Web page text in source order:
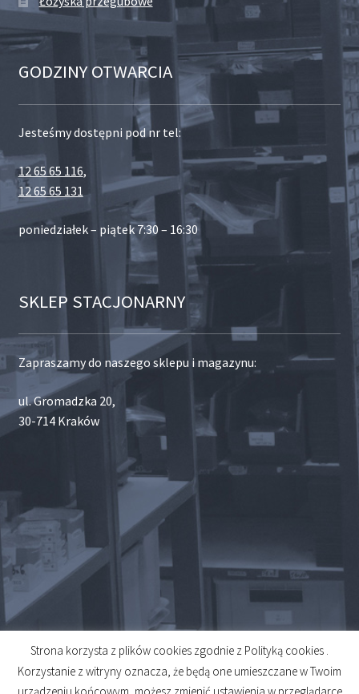
GODZINY OTWARCIA
Jesteśmy dostępni pod nr tel:
12 65 65 116,
12 65 65 131
poniedziałek – piątek 7:30 – 16:30
SKLEP STACJONARNY
Zapraszamy do naszego sklepu i magazynu:
ul. Gromadzka 20,
30-714 Kraków
© 2026
Created byMidero
Strona korzysta z plików cookies zgodnie z Polityką cookies .
Korzystanie z witryny oznacza, że będą one umieszczane w Twoim